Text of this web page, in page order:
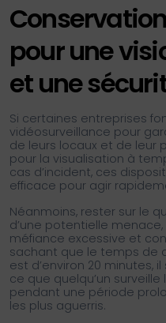
pour une
et une
Si certaines entreprises
vidéosurveillance pour
de leurs locaux et de leur
pour la visualisation à
cas d’incident, ces
efficace pour agir
Néanmoins, rester sur le
d’une potentielle
méfiance excessive et
sachant que le temps de
est d’environ 20 minutes,
ce que quelqu’un
pendant une période
les plus aguerris.